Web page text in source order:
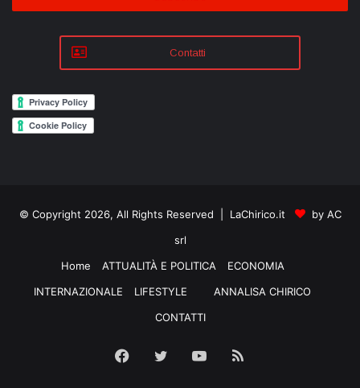
Contatti
© Copyright 2026, All Rights Reserved | LaChirico.it
by AC
srl
Home
ATTUALITÀ E POLITICA
ECONOMIA
INTERNAZIONALE
LIFESTYLE
ANNALISA CHIRICO
CONTATTI
Facebook
Twitter YouTube